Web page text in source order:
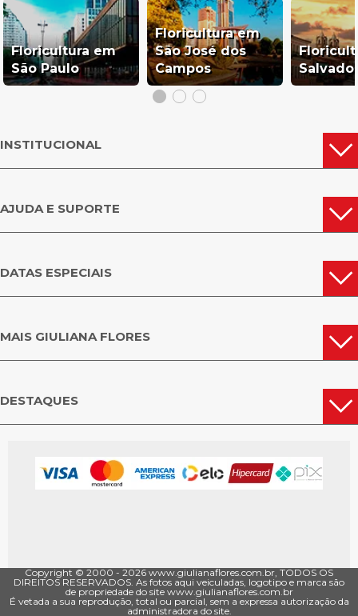
Floricultura em
São Paulo
Floricultura em
São José dos
Campos
INSTITUCIONAL
AJUDA E SUPORTE
DATAS ESPECIAIS
MAIS GIULIANA FLORES
DESTAQUES
Copyright © 2000 - ­2026 www.giulianaflores.com.br, TODOS OS
DIREITOS RESERVADOS. As fotos aqui veiculadas, logotipo e marca são
de propriedade do site www.giulianaflores.com.br
É vetada a sua reprodução, total ou parcial, sem a expressa autorização da
administradora do site.